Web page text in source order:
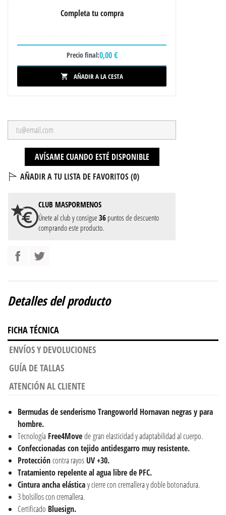
Completa tu compra
Precio final:0,00 €
 AÑADIR A LA CESTA
AVÍSAME CUANDO ESTÉ DISPONIBLE
AÑADIR A TU LISTA DE FAVORITOS (0)
CLUB MASPORMENOS
Únete al club y consigue36 puntos de descuento
comprando este producto.
Detalles del producto
FICHA TÉCNICA
ENVÍOS Y DEVOLUCIONES
GUÍA DE TALLAS
ATENCIÓN AL CLIENTE
Bermudas de senderismo Trangoworld Hornavan negras y para
hombre.
Tecnología Free4Movede gran elasticidad y adaptabilidad al cuerpo.
Confeccionadas con tejido antidesgarro muy resistente.
Proteccióncontra rayos UV +30.
Tratamiento repelente al agua libre de PFC.
Cintura ancha elásticay cierre con cremallera y doble botonadura.
3 bolsillos con cremallera.
Certificado Bluesign.